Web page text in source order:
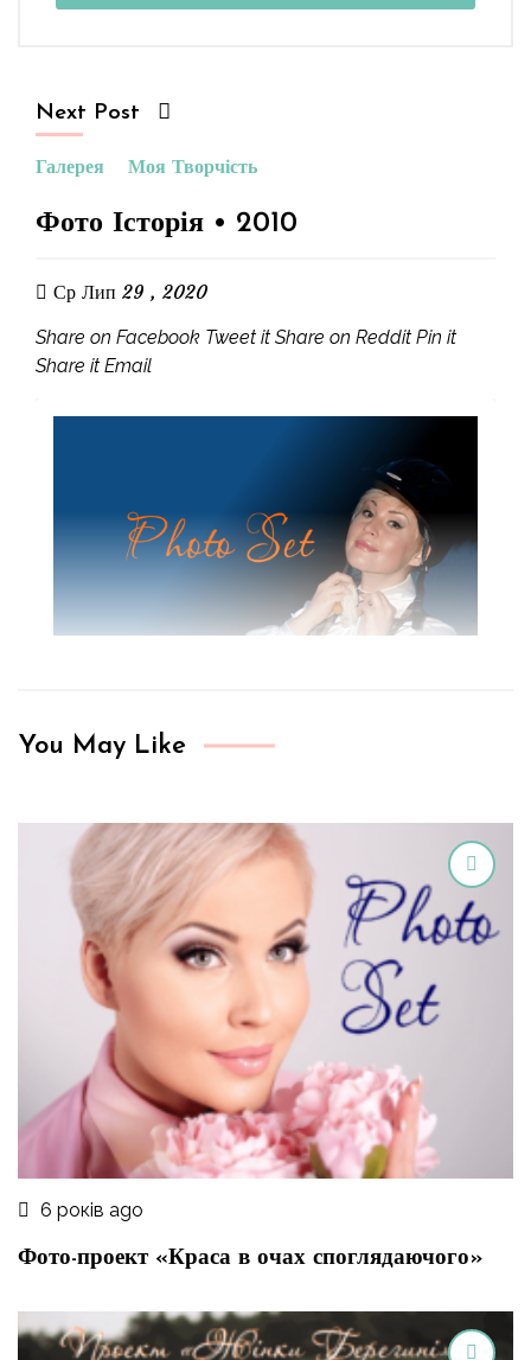
Next Post
Галерея Моя Творчість
Фото Історія • 2010
Ср Лип 29 , 2020
Share on Facebook Tweet it Share on Reddit Pin it
Share it Email
You May Like
6 років ago
Фото-проект «Краса в очах споглядаючого»